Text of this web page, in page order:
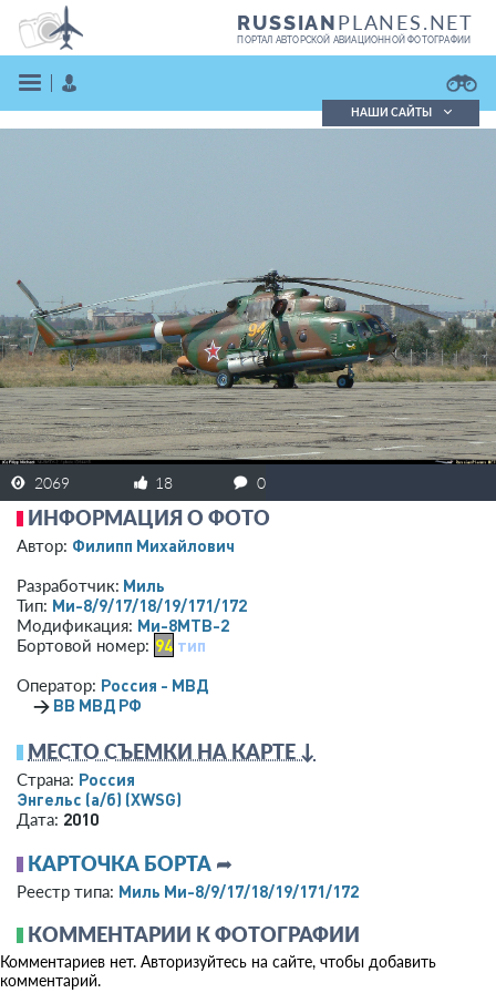
RUSSIANPLANES.NET
ПОРТАЛ АВТОРСКОЙ АВИАЦИОННОЙ ФОТОГРАФИИ
ЗАРЕГИСТРИРОВАТЬСЯ
НАШИ САЙТЫ
2069 18 0
ИНФОРМАЦИЯ О ФОТО
Автор: Филипп Михайлович
Разработчик: Миль
Тип: Ми-8/9/17/18/19/171/172
Модификация: Ми-8МТВ-2
Бортовой номер: 94 тип
Оператор: Россия - МВД
→ ВВ МВД РФ
МЕСТО СЪЕМКИ НА КАРТЕ ↓
Страна: Россия
Энгельс (а/б) (XWSG)
Дата: 2010
КАРТОЧКА БОРТА ➦
Реестр типа: Миль Ми-8/9/17/18/19/171/172
КОММЕНТАРИИ К ФОТОГРАФИИ
Комментариев нет. Авторизуйтесь на сайте, чтобы добавить
комментарий.